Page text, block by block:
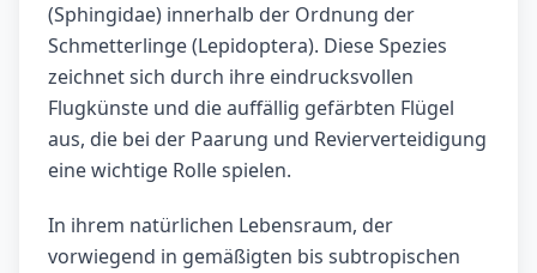
(Sphingidae) innerhalb der Ordnung der
Schmetterlinge (Lepidoptera). Diese Spezies
zeichnet sich durch ihre eindrucksvollen
Flugkünste und die auffällig gefärbten Flügel
aus, die bei der Paarung und Revierverteidigung
eine wichtige Rolle spielen.
In ihrem natürlichen Lebensraum, der
vorwiegend in gemäßigten bis subtropischen